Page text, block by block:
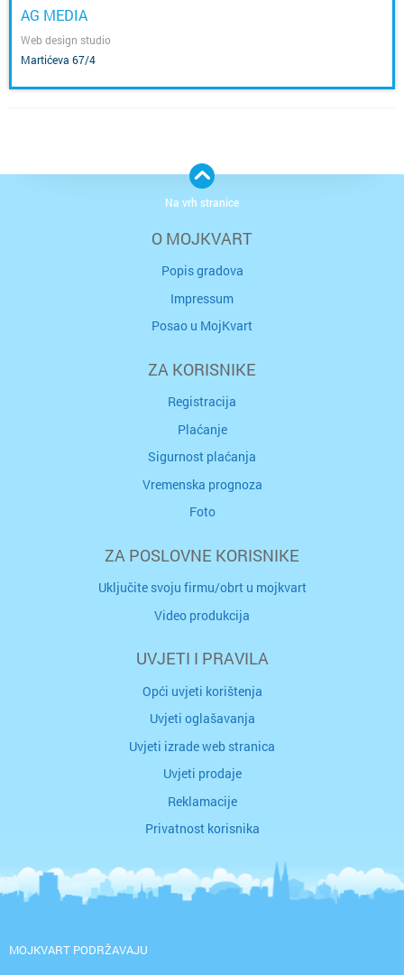
AG MEDIA
Web design studio
Martićeva 67/4
O MOJKVART
Popis gradova
Impressum
Posao u MojKvart
ZA KORISNIKE
Registracija
Plaćanje
Sigurnost plaćanja
Vremenska prognoza
Foto
ZA POSLOVNE KORISNIKE
Uključite svoju firmu/obrt u mojkvart
Video produkcija
UVJETI I PRAVILA
Opći uvjeti korištenja
Uvjeti oglašavanja
Uvjeti izrade web stranica
Uvjeti prodaje
Reklamacije
Privatnost korisnika
MOJKVART PODRŽAVAJU
Na vrh stranice